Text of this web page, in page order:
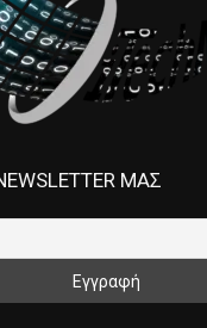
ΜΑΣ